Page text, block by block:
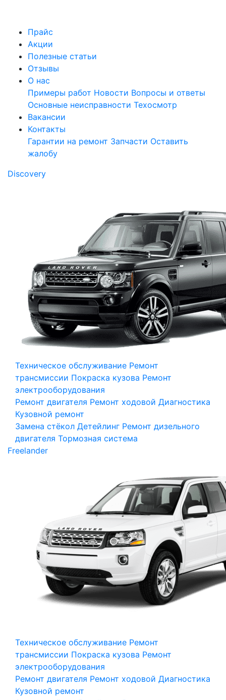
Прайс
Акции
Полезные статьи
Отзывы
О нас
Примеры работ Новости Вопросы и ответы
Основные неисправности Техосмотр
Вакансии
Контакты
Гарантии на ремонт Запчасти Оставить
жалобу
Discovery
Техническое обслуживание Ремонт
трансмиссии Покраска кузова Ремонт
электрооборудования
Ремонт двигателя Ремонт ходовой Диагностика
Кузовной ремонт
Замена стёкол Детейлинг Ремонт дизельного
двигателя Тормозная система
Freelander
Техническое обслуживание Ремонт
трансмиссии Покраска кузова Ремонт
электрооборудования
Ремонт двигателя Ремонт ходовой Диагностика
Кузовной ремонт